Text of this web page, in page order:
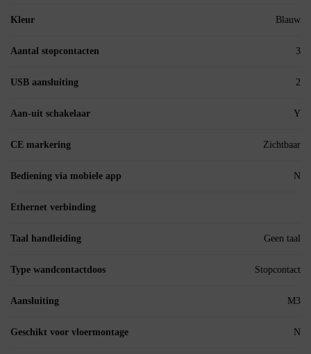
Kleur Blauw
Aantal stopcontacten 3
USB aansluiting 2
Aan-uit schakelaar Y
CE markering Zichtbaar
Bediening via mobiele app N
Ethernet verbinding
Taal handleiding Geen taal
Type wandcontactdoos Stopcontact
Aansluiting M3
Geschikt voor vloermontage N